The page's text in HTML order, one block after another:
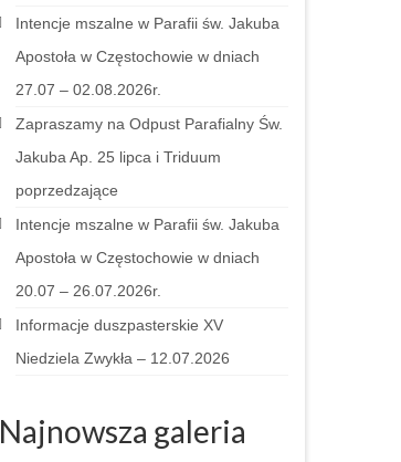
Intencje mszalne w Parafii św. Jakuba
Apostoła w Częstochowie w dniach
27.07 – 02.08.2026r.
Zapraszamy na Odpust Parafialny Św.
Jakuba Ap. 25 lipca i Triduum
poprzedzające
Intencje mszalne w Parafii św. Jakuba
Apostoła w Częstochowie w dniach
20.07 – 26.07.2026r.
Informacje duszpasterskie XV
Niedziela Zwykła – 12.07.2026
Najnowsza galeria